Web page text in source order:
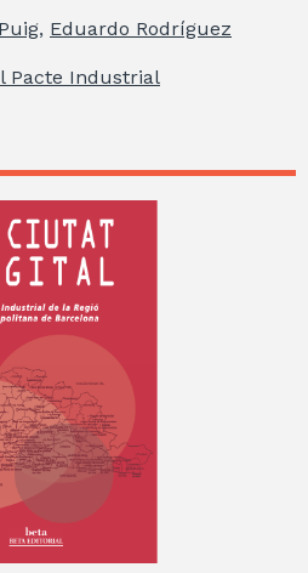
, Eduardo Rodríguez
Pacte Industrial